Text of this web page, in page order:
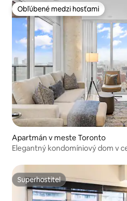
Obľúbené medzi hosťami
Obľúbené medzi hosťami
Apartmán v meste Toronto
Elegantný kondomíniový dom v
Superhostiteľ
Superhostiteľ